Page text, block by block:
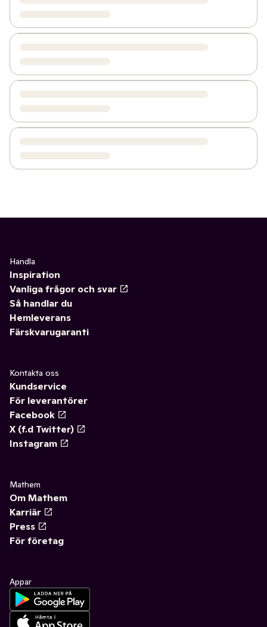
Handla
Inspiration
Vanliga frågor och svar
Så handlar du
Hemleverans
Färskvarugaranti
Kontakta oss
Kundservice
För leverantörer
Facebook
X (f.d Twitter)
Instagram
Mathem
Om Mathem
Karriär
Press
För företag
Appar